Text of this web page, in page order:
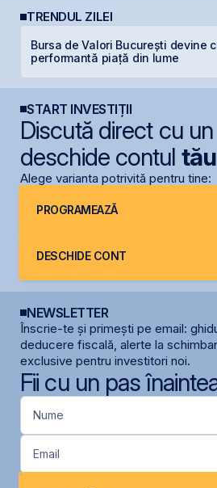
TRENDUL ZILEI
Bursa de Valori București devine
performantă piață din lume
START INVESTIȚII
Discută direct cu
deschide contul tău
Alege varianta potrivită pentru tine:
PROGRAMEAZĂ
DESCHIDE CONT
NEWSLETTER
Înscrie-te și primești pe email:
deducere fiscală, alerte la
exclusive pentru investitori noi.
Fii cu un pas
Nume
Email